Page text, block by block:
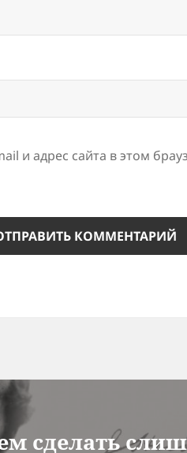
и адрес сайта в этом
сделать